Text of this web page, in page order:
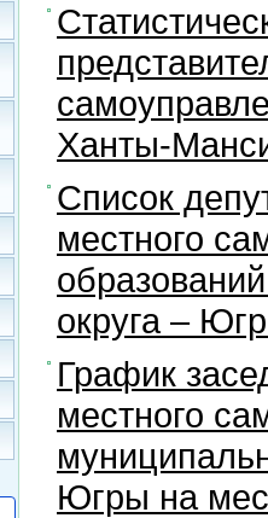
Ханты-
Список
местного
округа –
График
местного
Югры на